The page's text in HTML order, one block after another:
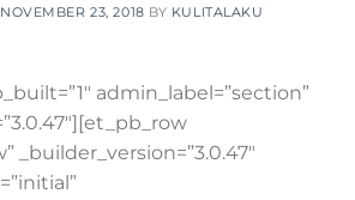
NOVEMBER 23, 2018 BY KULITALAKU
admin_label=”section”
_builder_version=”3.0.47″